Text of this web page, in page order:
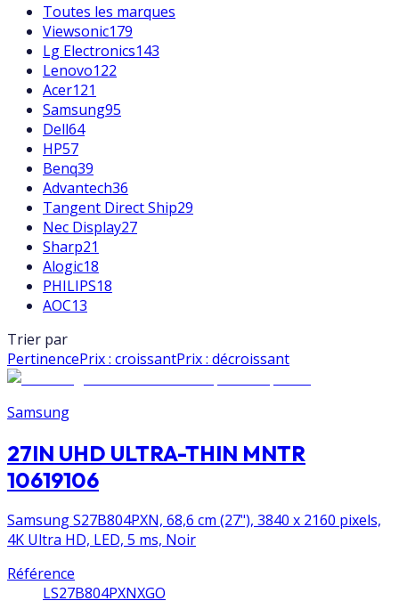
Toutes les marques
Viewsonic179
Lg Electronics143
Lenovo122
Acer121
Samsung95
Dell64
HP57
Benq39
Advantech36
Tangent Direct Ship29
Nec Display27
Sharp21
Alogic18
PHILIPS18
AOC13
Trier par
PertinencePrix : croissantPrix : décroissant
Samsung
27IN UHD ULTRA-THIN MNTR
10619106
Samsung S27B804PXN, 68,6 cm (27"), 3840 x 2160 pixels,
4K Ultra HD, LED, 5 ms, Noir
Référence
LS27B804PXNXGO